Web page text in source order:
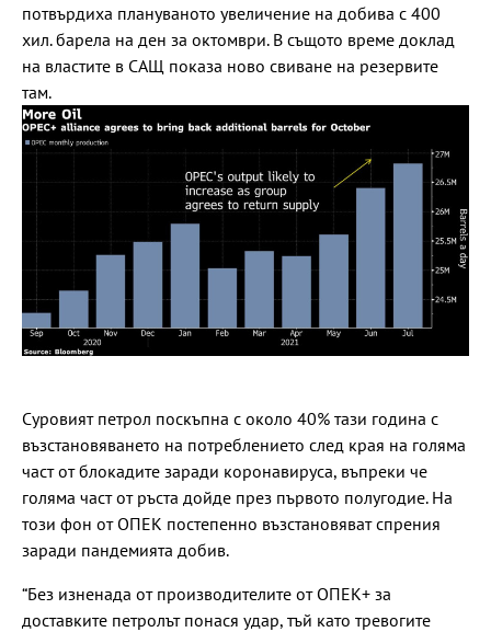
потвърдиха плануваното увеличение на добива с 400
хил. барела на ден за октомври. В същото време доклад
на властите в САЩ показа ново свиване на резервите
там.
Суровият петрол поскъпна с около 40% тази година с
възстановяването на потреблението след края на голяма
част от блокадите заради коронавируса, въпреки че
голяма част от ръста дойде през първото полугодие. На
този фон от ОПЕК постепенно възстановяват спрения
заради пандемията добив.
“Без изненада от производителите от ОПЕК+ за
доставките петролът понася удар, тъй като тревогите